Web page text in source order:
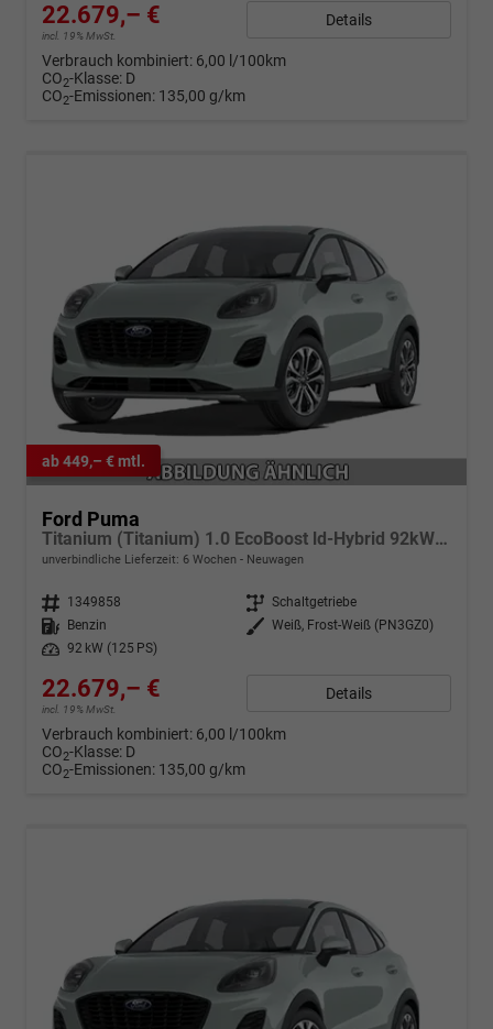
22.679,– €
incl. 19% MwSt.
Details
Verbrauch kombiniert: 6,00 l/100km
CO2-Klasse: D
CO2-Emissionen: 135,00 g/km
ab 449,– € mtl.
Ford Puma
Titanium (Titanium) 1.0 EcoBoost ld-Hybrid 92kW (125 PS) 7-Gang-DSG
unverbindliche Lieferzeit: 6 Wochen Neuwagen
Fahrzeugnr. 1349858 Getriebe Schaltgetriebe
Kraftstoff
Benzin Außenfarbe Weiß, Frost-Weiß (PN3GZ0)
Leistung
92 kW (125 PS)
22.679,– €
incl. 19% MwSt.
Details
Verbrauch kombiniert: 6,00 l/100km
CO2-Klasse: D
CO2-Emissionen: 135,00 g/km